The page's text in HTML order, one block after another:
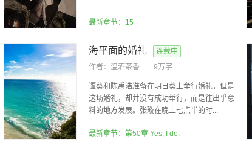
最新章节：15
海平面的婚礼
连载中
作者： 温酒茶香 9万字
谭葵和陈禹浩准备在明日葵上举行婚礼，但是
这场婚礼，却并没有成功举行，而是往出乎意
料的地方发展。张璇在晚上七点半的时...
最新章节：第50章 Yes, I do.